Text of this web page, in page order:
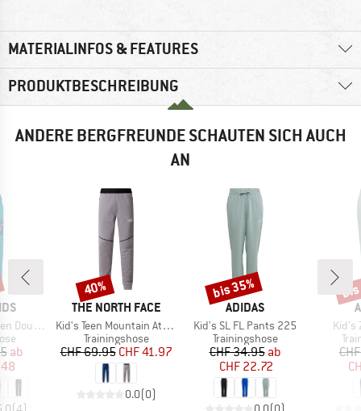
MATERIALINFOS & FEATURES
PRODUKTBESCHREIBUNG
ANDERE BERGFREUNDE SCHAUTEN SICH AUCH
AN
Off Pants
Preis
ab
MARKE
THE NORTH FACE
Artikel
Kid's Teen Mountain Athletics Joggers
Produktgruppe
Trainingshose
Preis
CHF 69.95reduzierter Preis
CHF 41.97
0.0(0)
Rabatt
40%
MARKE
ADIDAS
Artikel
Kid's SL FL Pants 225
Produktgruppe
Trainingshose
Preis
CHF 34.95reduzierter Preis
ab
CHF 22.72
Rabatt
bis 35%
Artikel
Kid's